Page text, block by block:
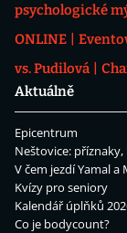
psychologické
ONLINE
vs. Pudilová
Aktuálně
Epicentrum
Neštovice: příznaky,
V čem jezdí Yamal a
Kvízy pro seniory
Kalendář úplňků
Co je bodycount?